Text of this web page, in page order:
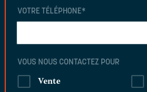
VOTRE TÉLÉPHONE*
VOUS NOUS CONTACTEZ POUR
Vente